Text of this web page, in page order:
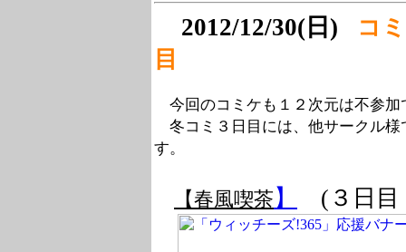
2012/12/30(日)
コ
目
今回のコミケも１２次元は不参加
冬コミ３日目には、他サークル様
す。
【春風喫茶 】 (３日